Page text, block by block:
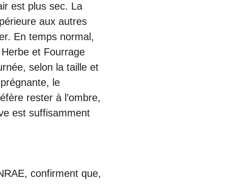
est plus sec. La
aux autres
En temps normal,
et Fourrage
selon la taille et
le
rester à l’ombre,
est suffisamment
confirment que,